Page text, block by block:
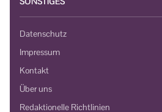
Datenschutz
Impressum
Kontakt
Über uns
Redaktionelle Richtlinien